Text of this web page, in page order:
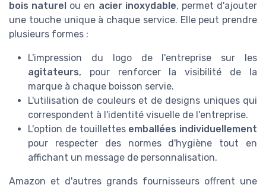
bois naturel ou en acier inoxydable, permet d'ajouter
une touche unique à chaque service. Elle peut prendre
plusieurs formes :
L'impression du logo de l'entreprise sur les
agitateurs, pour renforcer la visibilité de la
marque à chaque boisson servie.
L'utilisation de couleurs et de designs uniques qui
correspondent à l'identité visuelle de l'entreprise.
L'option de touillettes emballées individuellement
pour respecter des normes d'hygiène tout en
affichant un message de personnalisation.
Amazon et d'autres grands fournisseurs offrent une